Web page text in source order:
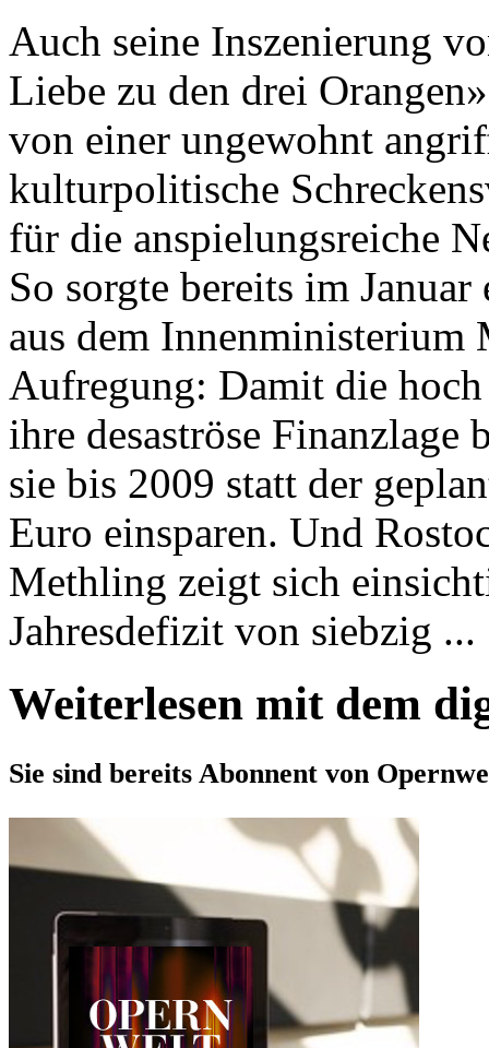
Auch seine Inszenierung
Liebe zu den drei
von ­einer ungewohnt
kulturpolitische
für die anspielungsreiche
So sorgte bereits im
aus dem
Aufregung: Damit die
ihre desaströse
sie bis 2009 statt der
Euro einsparen. Und
Methling zeigt sich
Jahresdefizit von siebzig ...
Weiterlesen mit dem
Sie sind bereits Abonnent von